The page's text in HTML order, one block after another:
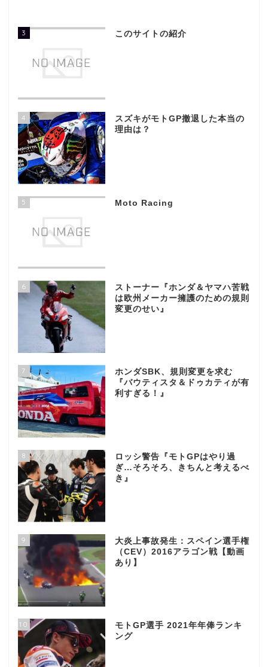
3 このサイトの紹介
4
スズキがモトGP撤退した本当の
理由は？
5 Moto Racing
6
ストーナー『ホンダ＆ヤマハ苦戦
は欧州メーカー擁護のための規則
変更のせい』
7
ホンダSBK、規則変更を求む
『バウティスタ＆ドゥカティが有
利すぎる！』
8
ロッシ警告『モトGPはやり過
ぎ…そろそろ、きちんと考えるべ
き』
9
大炎上事故発生：スペイン選手権
（CEV）2016アラゴン戦【動画
あり】
10
モトGP選手 2021年年俸ランキ
ング